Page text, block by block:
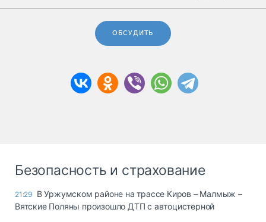
ОБСУДИТЬ
Безопасность и страхование
21:29 В Уржумском районе на трассе Киров – Малмыж –
Вятские Поляны произошло ДТП с автоцистерной